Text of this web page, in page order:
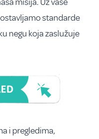
misija. Uz vaše
standarde
negu koja zaslužuje
i pregledima,